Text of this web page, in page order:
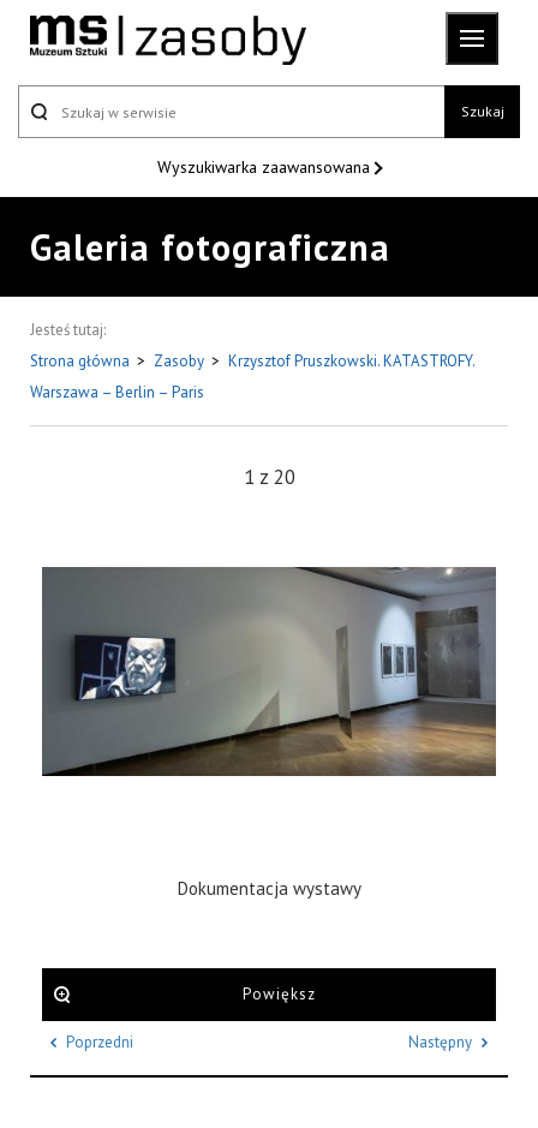
Szukaj
Wyszukiwarka zaawansowana
Galeria fotograficzna
Jesteś tutaj:
Strona główna > Zasoby > Krzysztof Pruszkowski. KATASTROFY.
Warszawa – Berlin – Paris
1 z 20
Dokumentacja wystawy
Powiększ
Poprzedni Następny